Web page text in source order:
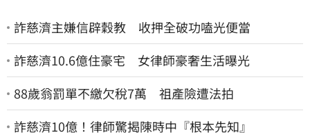
詐慈濟主嫌信辟穀教 收押全破功嗑光便當
詐慈濟10.6億住豪宅 女律師豪奢生活曝光
88歲翁罰單不繳欠稅7萬 祖產險遭法拍
詐慈濟10億！律師驚揭陳時中『根本先知』